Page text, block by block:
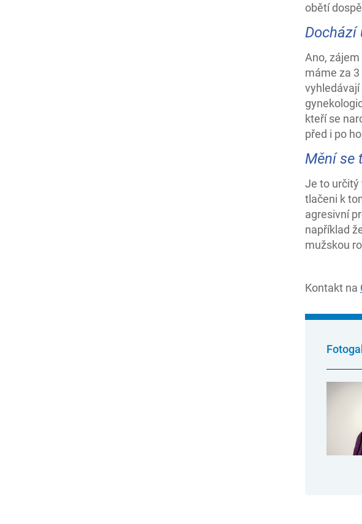
obětí
Dochází
Ano,
máme za
vyhledávají
kteří se
před i po
Mění se
Je to určitý
tlačeni k
agresivní
například
mužskou
Kontakt na